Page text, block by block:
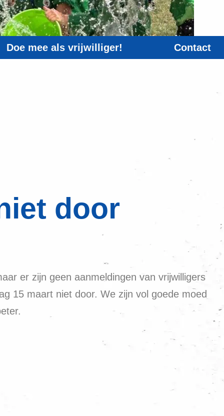
Doe mee als vrijwilliger! Contact
door
er zijn geen aanmeldingen van vrijwilligers
15 maart niet door. We zijn vol goede moed